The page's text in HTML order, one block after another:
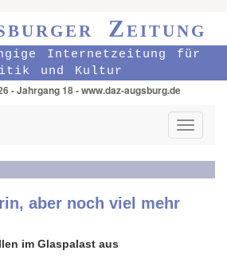
Zeitung
Internetzeitung für
und Kultur
- Jahrgang 18 - www.daz-augsburg.de
Toggle
aber noch viel mehr
im Glaspalast aus